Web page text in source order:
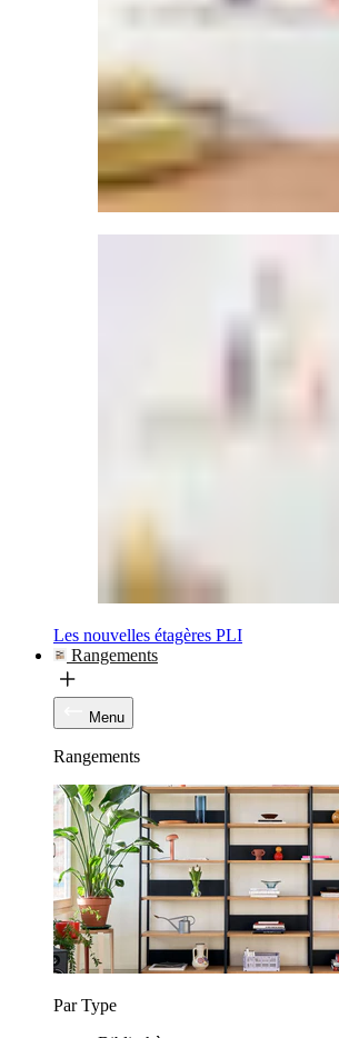
Les nouvelles étagères PLI
Rangements
Menu
Rangements
Par Type